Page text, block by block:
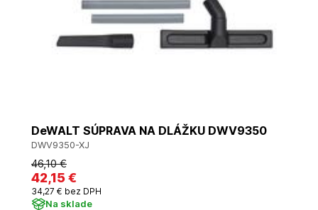
DeWALT SÚPRAVA NA DLÁŽKU DWV9350
DWV9350-XJ
46,10 €
42,15 €
34,27 € bez DPH
Na sklade